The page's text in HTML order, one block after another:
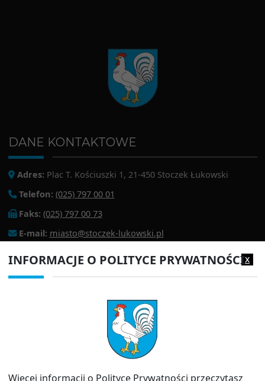
DANE KONTAKTOWE
Adres: Plac T. Kościuszki 1, 21-450 Stoczek Łukowski
Telefon: (025) 797 00 01
Faks: (025) 797 00 73
E-mail: miasto@stoczek-lukowski.pl
PRZYDATNE LINKI
Polityka prywatności
x
INFORMACJE O POLITYCE PRYWATNOŚCI
Więcej informacji o Polityce Prywatności przeczytasz